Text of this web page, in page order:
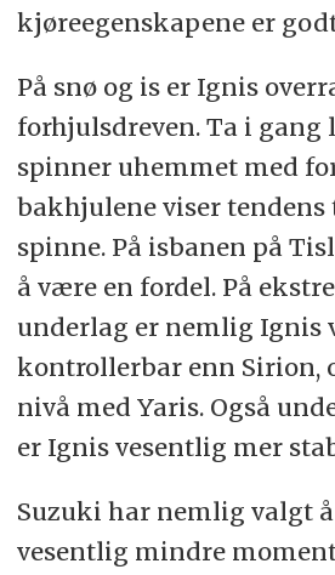
kjøreegenskapene er
På snø og is er Ignis
forhjulsdreven. Ta i gang
spinner uhemmet med
bakhjulene viser
spinne. På isbanen på
å være en fordel. På
underlag er nemlig Ignis
kontrollerbar enn Sirion,
nivå med Yaris. Også
er Ignis vesentlig mer
Suzuki har nemlig valgt
vesentlig mindre